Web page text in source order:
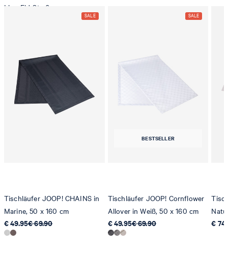
Line-Eid-Str. 6
contact@strellson.com
Produzent
Strellson AG
Sonnenwiesenstrasse 21
Tischläufer JOOP! CHAINS in
Marine, 50 x 160 cm
€ 49.95€ 69.90
BESTSELLER
Tischläufer JOOP! Cornflower
Allover in Weiß, 50 x 160 cm
€ 49.95€ 69.90
€